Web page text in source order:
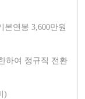
연봉 3,600만원
여 정규직 전환
)